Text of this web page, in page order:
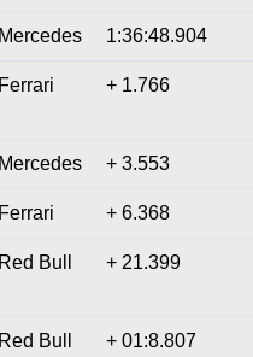
Mercedes 1:36:48.904
Ferrari + 1.766
Mercedes + 3.553
Ferrari + 6.368
Red Bull + 21.399
Red Bull + 01:8.807